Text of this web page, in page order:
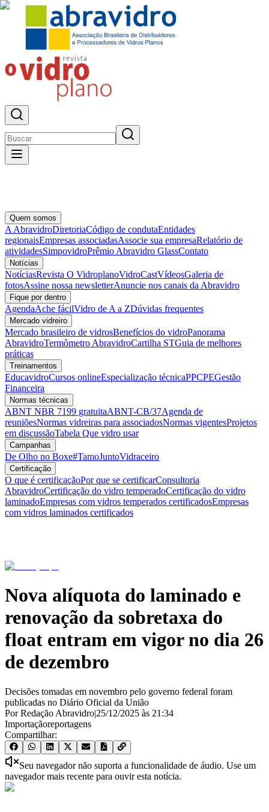
Quem somos
A AbravidroDiretoriaCódigo de condutaEntidades
regionaisEmpresas associadasAssocie sua empresaRelatório de
atividadesSimpovidroPrêmio Abravidro GlassContato
Notícias
NotíciasRevista O VidroplanoVidroCastVídeosGaleria de
fotosAssine nossa newsletterAnuncie nos canais da Abravidro
Fique por dentro
AgendaAche fácilVidro de A a ZDúvidas frequentes
Mercado vidreiro
Mercado brasileiro de vidrosBenefícios do vidroPanorama
AbravidroTermômetro AbravidroCartilha STGuia de melhores
práticas
Treinamentos
EducavidroCursos onlineEspecialização técnicaPPCPEGestão
Financeira
Normas técnicas
ABNT NBR 7199 gratuitaABNT-CB/37Agenda de
reuniõesNormas vidreiras para associadosNormas vigentesProjetos
em discussãoTabela Que vidro usar
Campanhas
De Olho no Boxe#TamoJuntoVidraceiro
Certificação
O que é certificaçãoPor que se certificarConsultoria
AbravidroCertificação do vidro temperadoCertificação do vidro
laminadoEmpresas com vidros temperados certificadosEmpresas
com vidros laminados certificados
Nova alíquota do laminado e
renovação da sobretaxa do
float entram em vigor no dia 26
de dezembro
Decisões tomadas em novembro pelo governo federal foram
publicadas no Diário Oficial da União
Por Redação Abravidro|25/12/2025 às 21:34
Importaçãoreportagens
Compartilhar:
Seu navegador não suporta a funcionalidade de áudio. Use um
navegador mais recente para ouvir esta notícia.